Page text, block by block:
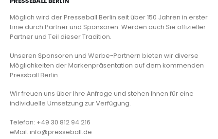
Möglich wird der Presseball Berlin seit über 150 Jahren in erster
Linie durch Partner und Sponsoren. Werden auch Sie offizieller
Partner und Teil dieser Tradition.
Unseren Sponsoren und Werbe-Partnern bieten wir diverse
Möglichkeiten der Markenpräsentation auf dem kommenden
Pressball Berlin.
Wir freuen uns über Ihre Anfrage und stehen Ihnen für eine
individuelle Umsetzung zur Verfügung.
Telefon: +49 30 812 94 216
eMail: info@presseball.de